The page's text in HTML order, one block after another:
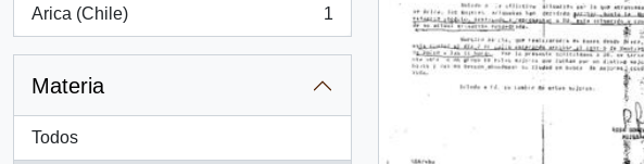
Arica (Chile)
, 1 resultados
1
Materia
Todos